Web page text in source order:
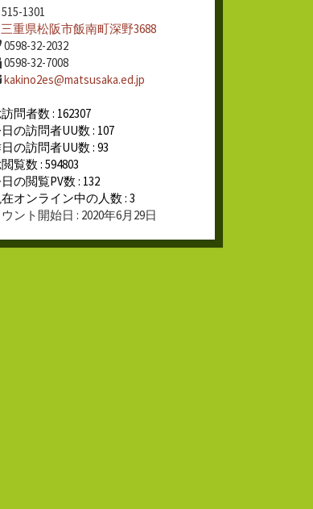
1301
三重県松阪市飯南町深野3688
0598-32-2032
0598-32-7008
kakino2es@matsusaka.ed.jp
問者数 : 162307
の訪問者UU数 : 107
の訪問者UU数 : 93
覧数 : 594803
の閲覧PV数 : 132
オンライン中の人数 : 3
ント開始日 : 2020年6月29日